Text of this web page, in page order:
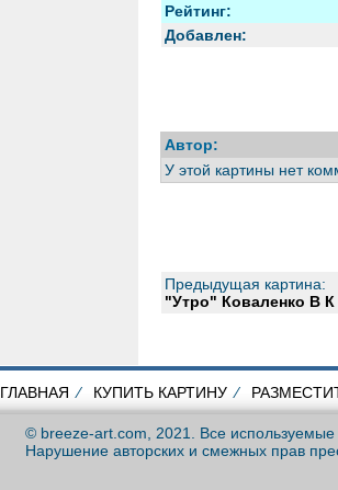
Рейтинг:
Добавлен:
Автор:
У этой картины нет
Предыдущая картина:
"Утро" Коваленко В К
ГЛАВНАЯ ⁄ КУПИТЬ КАРТИНУ ⁄
© breeze-art.com, 2021. Все
Нарушение авторских и смежных прав